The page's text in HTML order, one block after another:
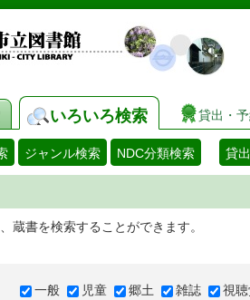
いろいろ検索 貸出・
ジャンル検索 NDC分類検索 貸
蔵書を検索することができます。
一般 児童 郷土 雑誌 視